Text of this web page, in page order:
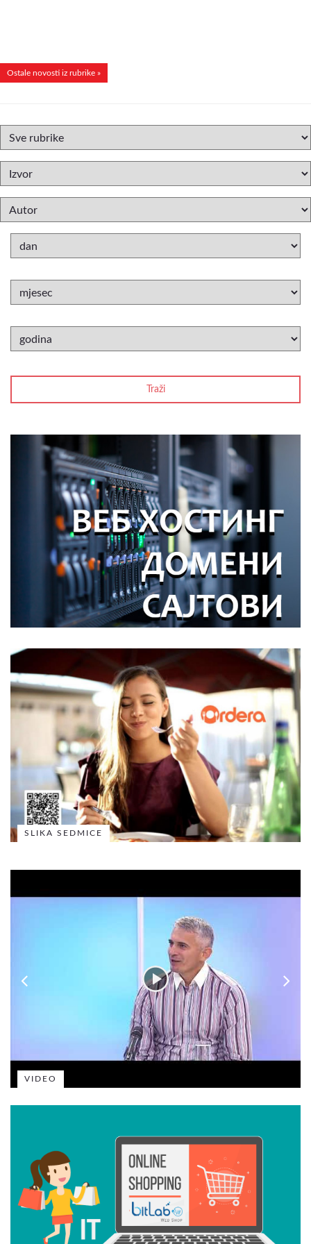
Ostale novosti iz rubrike »
SLIKA SEDMICE
VIDEO